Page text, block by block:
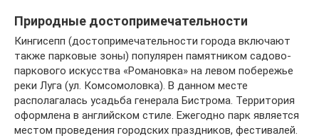
Природные достопримечательности
Кингисепп (достопримечательности города включают
также парковые зоны) популярен памятником садово-
паркового искусства «Романовка» на левом побережье
реки Луга (ул. Комсомоловка). В данном месте
располагалась усадьба генерала Бистрома. Территория
оформлена в английском стиле. Ежегодно парк является
местом проведения городских праздников, фестивалей.